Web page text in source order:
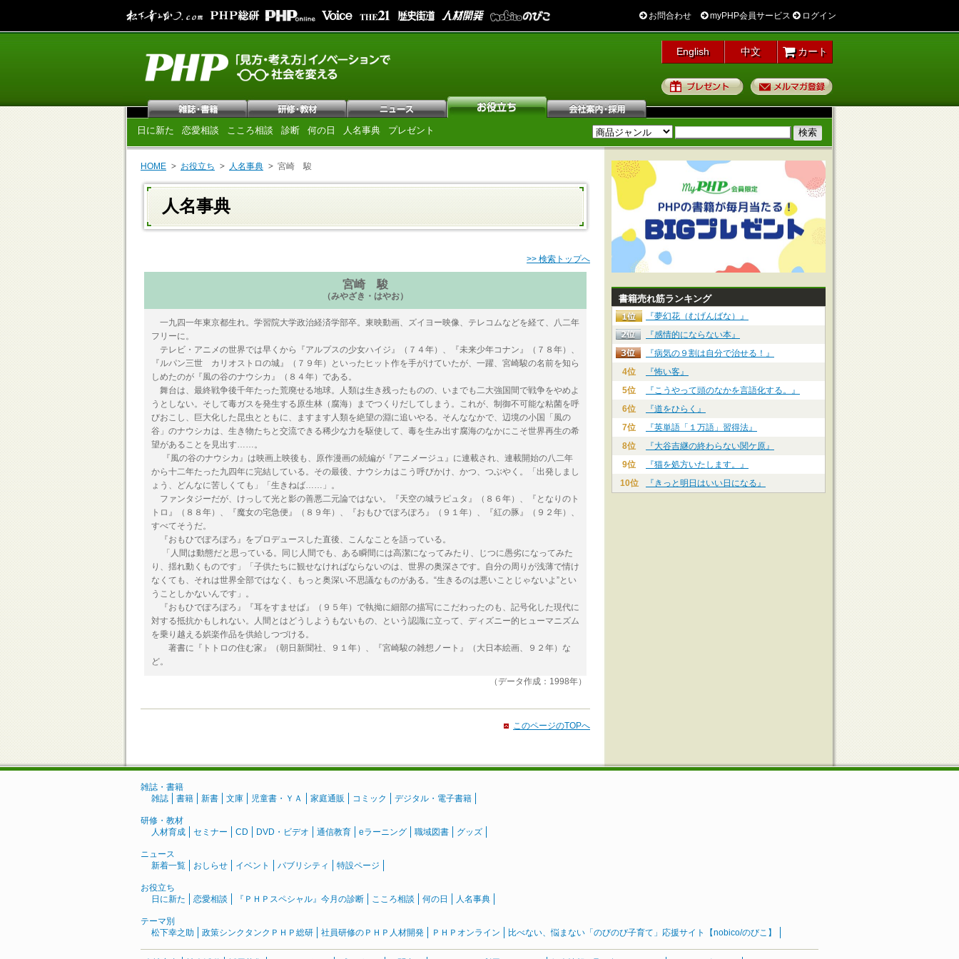
お問合わせ myPHP会員サービス ログイン
English 中文 カート
プレゼント
日に新た 恋愛相談 こころ相談 診断 何の日 人名事典 プレゼント
HOME お役立ち 人名事典 宮崎 駿
人名事典
>> 検索トップへ
宮崎 駿
（みやざき・はやお）
一九四一年東京都生れ。学習院大学政治経済学部卒。東映動画、ズイヨー映像、テレコムなどを経て、八二年
フリーに。
テレビ・アニメの世界では早くから『アルプスの少女ハイジ』（７４年）、『未来少年コナン』（７８年）、
『ルパン三世 カリオストロの城』（７９年）といったヒット作を手がけていたが、一躍、宮崎駿の名前を知ら
しめたのが『風の谷のナウシカ』（８４年）である。
舞台は、最終戦争後千年たった荒廃せる地球。人類は生き残ったものの、いまでも二大強国間で戦争をやめよ
うとしない。そして毒ガスを発生する原生林（腐海）までつくりだしてしまう。これが、制御不可能な粘菌を呼
びおこし、巨大化した昆虫とともに、ますます人類を絶望の淵に追いやる。そんななかで、辺境の小国「風の
谷」のナウシカは、生き物たちと交流できる稀少な力を駆使して、毒を生み出す腐海のなかにこそ世界再生の希
望があることを見出す……。
『風の谷のナウシカ』は映画上映後も、原作漫画の続編が『アニメージュ』に連載され、連載開始の八二年
から十二年たった九四年に完結している。その最後、ナウシカはこう呼びかけ、かつ、つぶやく。「出発しまし
ょう、どんなに苦しくても」「生きねば……」。
ファンタジーだが、けっして光と影の善悪二元論ではない。『天空の城ラピュタ』（８６年）、『となりのト
トロ』（８８年）、『魔女の宅急便』（８９年）、『おもひでぽろぽろ』（９１年）、『紅の豚』（９２年）、
すべてそうだ。
『おもひでぽろぽろ』をプロデュースした直後、こんなことを語っている。
「人間は動態だと思っている。同じ人間でも、ある瞬間には高潔になってみたり、じつに愚劣になってみた
り、揺れ動くものです」「子供たちに観せなければならないのは、世界の奥深さです。自分の周りが浅薄で情け
なくても、それは世界全部ではなく、もっと奥深い不思議なものがある。“生きるのは悪いことじゃないよ”とい
うことしかないんです」。
『おもひでぽろぽろ』『耳をすませば』（９５年）で執拗に細部の描写にこだわったのも、記号化した現代に
対する抵抗かもしれない。人間とはどうしようもないもの、という認識に立って、ディズニー的ヒューマニズム
を乗り越える娯楽作品を供給しつづける。
著書に『トトロの住む家』（朝日新聞社、９１年）、『宮崎駿の雑想ノート』（大日本絵画、９２年）な
ど。
（データ作成：1998年）
このページのTOPへ
書籍売れ筋ランキング
『夢幻花（むげんばな）』
『感情的にならない本』
『病気の９割は自分で治せる！』
4位
『怖い客』
5位
『こうやって頭のなかを言語化する。』
6位
『道をひらく』
7位
『英単語「１万語」習得法』
8位
『大谷吉継の終わらない関ケ原』
9位
『猫を処方いたします。』
10位
『きっと明日はいい日になる』
雑誌・書籍
雑誌
書籍 新書 文庫 児童書・ＹＡ 家庭通販 コミック デジタル・電子書籍
研修・教材
人材育成
セミナー CD DVD・ビデオ 通信教育 eラーニング 職域図書 グッズ
ニュース
新着一覧
おしらせ イベント パブリシティ 特設ページ
お役立ち
日に新た
恋愛相談 『ＰＨＰスペシャル』今月の診断 こころ相談 何の日 人名事典
テーマ別
松下幸之助
政策シンクタンクＰＨＰ総研 社員研修のＰＨＰ人材開発 ＰＨＰオンライン 比べない、悩まない「のびのび子育て」応援サイト【nobico/のびこ】